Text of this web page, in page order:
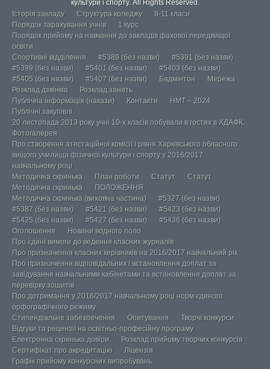
культури і спорту. All Rights Reserved.
Історія закладу
Структура коледжу
8-11 класи
Порядок зарахування учнів
1 курс
Порядок прийому на навчання до закладів фахової передвищої
освіти
Спортивні відділення
#5389 (без назви)
#5391 (без назви)
#5399 (без назви)
#5401 (без назви)
#5403 (без назви)
#5405 (без назви)
#5407 (без назви) Бадмінтон
Мережа
Розклад дзвінків
Розклад занять
Публічна інформація (накази)
Контакти
НМТ – 2024
Публічні закупівлі
20 листопада 2013 року учні 10-х класів побували в гостях в ХДАФК.
Фотогалерея
Про створення атестаційної комісії І рівня Харківського обласного
вищого училища фізичної культури і спорту у 2016/2017
навчальному році
Методична скринька
План роботи Статут
Статут
Методична скринька
ПОЛОЖЕННЯ
Методична скринька (виховна частина)
#5327 (без назви)
#5387 (без назви)
#5421 (без назви)
#5423 (без назви)
#5425 (без назви)
#5427 (без назви)
#5436 (без назви)
Оголошення
Новини водного поло
Про єдині вимоги до ведення класних журналів
Про призначення класних керівників на 2016/2017 навчальний рік
Про призначення відповідальних і встановлення доплат за
завідування навчальними кабінетами та встановлення доплат за
перевірку зошитів
Про дотримання у 2016/2017 навчальному році норм єдиного
орфографічного режиму
Стипендіальне забезпечення
Опитування
Творчі конкурси
Відгуки та рецензії на освітньо-професійну програму
Електронна скринька довіри
Розклад прийому творчих конкурсів
Сертифікат про акредитацію
Ліцензія
Графік прийому конкурсних випробувань